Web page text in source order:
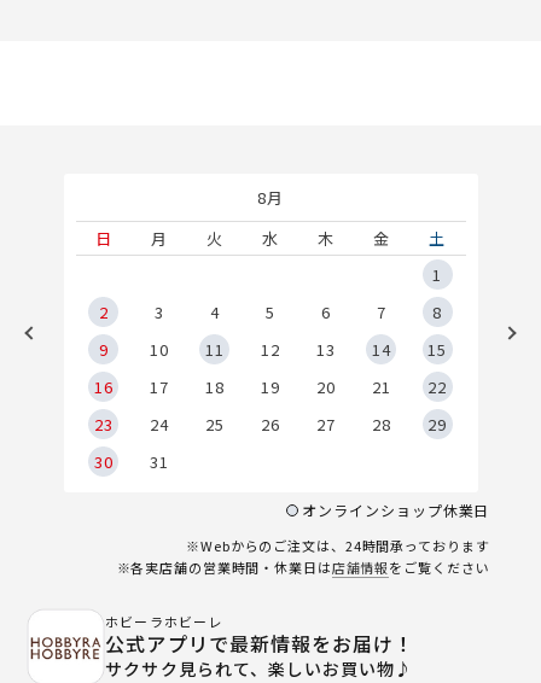
8月
日
月 火 水 木 金
土
1
2
3 4 5 6 7
8
9
10 11 12 13 14
15
16
17 18 19 20 21
22
23
24 25 26 27 28
29
30
31
オンラインショップ休業日
※Webからのご注文は、24時間承っております
※各実店舗の営業時間・休業日は店舗情報をご覧ください
ホビーラホビーレ
公式アプリで最新情報をお届け！
サクサク見られて、楽しいお買い物♪